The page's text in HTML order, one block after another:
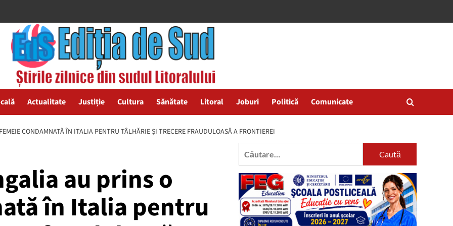
Actualitate Justiție Cultura Sănătate Litoral Joburi Politică Comunicate
CONDAMNATĂ ÎN ITALIA PENTRU TÂLHĂRIE ȘI TRECERE FRAUDULOASĂ A FRONTIEREI
au prins o
în Italia pentru
Caută